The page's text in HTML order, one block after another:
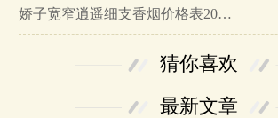
娇子宽窄逍遥细支香烟价格表2025…
猜你喜欢
最新文章